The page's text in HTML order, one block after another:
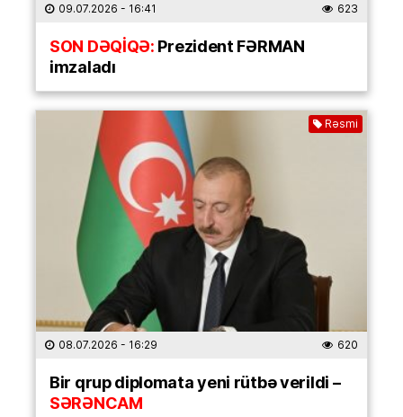
09.07.2026 - 16:41 623
SON DƏQİQƏ:Prezident FƏRMAN
imzaladı
Rəsmi
08.07.2026 - 16:29 620
Bir qrup diplomata yeni rütbə verildi –
SƏRƏNCAM